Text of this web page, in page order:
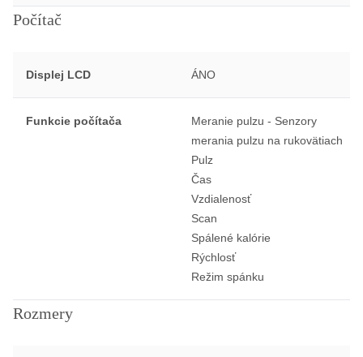
Počítač
Displej LCD ÁNO
Funkcie počítača
Meranie pulzu - Senzory
merania pulzu na rukovätiach
Pulz
Čas
Vzdialenosť
Scan
Spálené kalórie
Rýchlosť
Režim spánku
Rozmery